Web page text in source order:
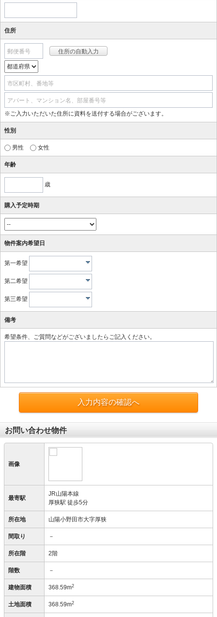
住所
郵便番号
市区町村、番地等
アパート、マンション名、部屋番号等
※ご入力いただいた住所に資料を送付する場合がございます。
性別
男性 女性
年齢
歳
購入予定時期
物件案内希望日
第一希望
第二希望
第三希望
備考
希望条件、ご質問などがございましたらご記入ください。
入力内容の確認へ
お問い合わせ物件
画像
最寄駅
JR山陽本線
厚狭駅 徒歩5分
所在地 山陽小野田市大字厚狭
間取り －
所在階 2階
階数 －
建物面積 368.59m2
土地面積 368.59m2